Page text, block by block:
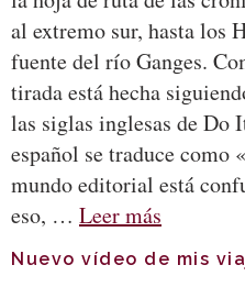
al extremo sur, hasta los
fuente del río Ganges.
tirada está hecha
las siglas inglesas de Do
español se traduce como
mundo editorial está
eso, … Leer más
Nuevo vídeo de mis